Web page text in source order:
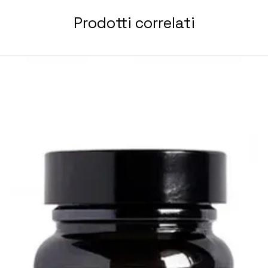
Prodotti correlati